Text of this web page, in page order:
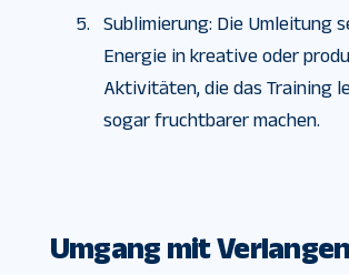
Sublimierung: Die Umleitung
Energie in kreative oder
Aktivitäten, die das Training
sogar fruchtbarer machen.
Umgang mit Verlangen